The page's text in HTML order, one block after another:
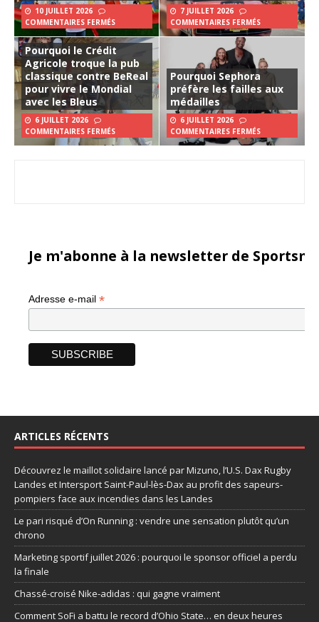
10 JUILLET 2026
COMMENTAIRES FERMÉS
7 JUILLET 2026
COMMENTAIRES FERMÉS
Pourquoi le Crédit
Agricole troque la pub
classique contre BeReal
pour vivre le Mondial
avec les Bleus
6 JUILLET 2026
COMMENTAIRES FERMÉS
Pourquoi Sephora
préfère les failles aux
médailles
6 JUILLET 2026
COMMENTAIRES FERMÉS
Je m'abonne à la newsletter de
Adresse e-mail *
ARTICLES RÉCENTS
Découvrez le maillot solidaire lancé par Mizuno, l’U.S. Dax Rugby
Landes et Intersport Saint-Paul-lès-Dax au profit des sapeurs-
pompiers face aux incendies dans les Landes
Le pari risqué d’On Running : vendre une sensation plutôt qu’un
chrono
Marketing sportif juillet 2026 : pourquoi le sponsor officiel a perdu
la finale
Chassé-croisé Nike-adidas : qui gagne vraiment
Comment SoFi a battu le record d’Ohio State… en deux heures